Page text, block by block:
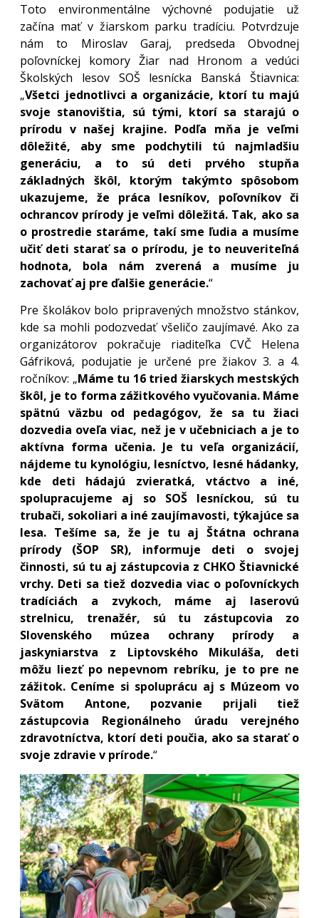
Toto environmentálne výchovné podujatie už
začína mať v žiarskom parku tradíciu. Potvrdzuje
nám to Miroslav Garaj, predseda Obvodnej
poľovníckej komory Žiar nad Hronom a vedúci
Školských lesov SOŠ lesnícka Banská Štiavnica:
„Všetci jednotlivci a organizácie, ktorí tu majú
svoje stanovištia, sú tými, ktorí sa starajú o
prírodu v našej krajine. Podľa mňa je veľmi
dôležité, aby sme podchytili tú najmladšiu
generáciu, a to sú deti prvého stupňa
základných škôl, ktorým takýmto spôsobom
ukazujeme, že práca lesníkov, poľovníkov či
ochrancov prírody je veľmi dôležitá. Tak, ako sa
o prostredie staráme, takí sme ľudia a musíme
učiť deti starať sa o prírodu, je to neuveriteľná
hodnota, bola nám zverená a musíme ju
zachovať aj pre ďalšie generácie.“
Pre školákov bolo pripravených množstvo stánkov,
kde sa mohli podozvedať všeličo zaujímavé. Ako za
organizátorov pokračuje riaditeľka CVČ Helena
Gáfriková, podujatie je určené pre žiakov 3. a 4.
ročníkov: „Máme tu 16 tried žiarskych mestských
škôl, je to forma zážitkového vyučovania. Máme
spätnú väzbu od pedagógov, že sa tu žiaci
dozvedia oveľa viac, než je v učebniciach a je to
aktívna forma učenia. Je tu veľa organizácií,
nájdeme tu kynológiu, lesníctvo, lesné hádanky,
kde deti hádajú zvieratká, vtáctvo a iné,
spolupracujeme aj so SOŠ lesníckou, sú tu
trubači, sokoliari a iné zaujímavosti, týkajúce sa
lesa. Tešíme sa, že je tu aj Štátna ochrana
prírody (ŠOP SR), informuje deti o svojej
činnosti, sú tu aj zástupcovia z CHKO Štiavnické
vrchy. Deti sa tiež dozvedia viac o poľovníckych
tradíciách a zvykoch, máme aj laserovú
strelnicu, trenažér, sú tu zástupcovia zo
Slovenského múzea ochrany prírody a
jaskyniarstva z Liptovského Mikuláša, deti
môžu liezť po nepevnom rebríku, je to pre ne
zážitok. Ceníme si spoluprácu aj s Múzeom vo
Svätom Antone, pozvanie prijali tiež
zástupcovia Regionálneho úradu verejného
zdravotníctva, ktorí deti poučia, ako sa starať o
svoje zdravie v prírode.“